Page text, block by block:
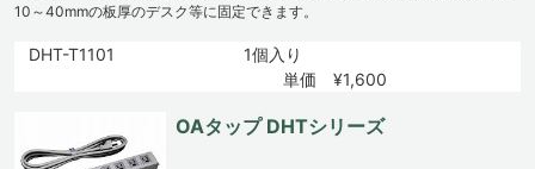
10～40mmの板厚のデスク等に固定できます。
DHT-T1101
1個入り
単価 ¥1,600
OAタップ DHTシリーズ